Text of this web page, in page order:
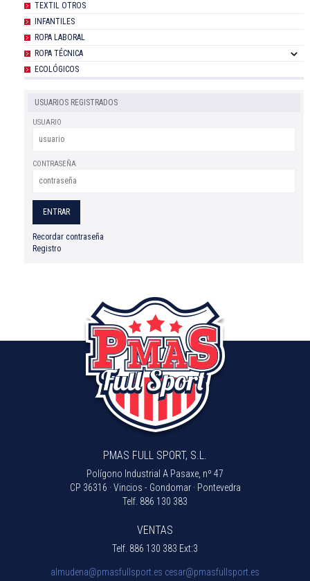
TEXTIL OTROS
INFANTILES
ROPA LABORAL
ROPA TÉCNICA
ECOLÓGICOS
USUARIOS REGISTRADOS
USUARIO
CONTRASEÑA
Recordar contraseña
Registro
PMAS FULL SPORT, S.L.
Polígono Industrial A Pasaxe, nº 47
CP 36316 · Vincios - Gondomar · Pontevedra
Telf. 886 130 383
VENTAS
Telf. 886 130 383 Ext:3
almudena@pmasfullsport.es cesar@pmasfullsport.es